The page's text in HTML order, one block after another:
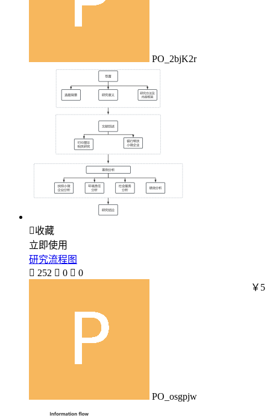
PO_2bjK2r
收藏
立即使用
研究流程图
 252  0  0
PO_osgpjw
￥5